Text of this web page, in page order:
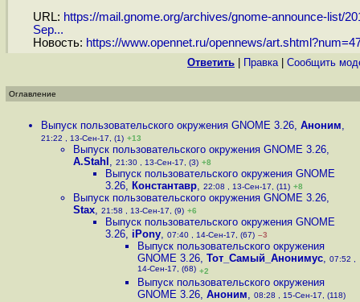
URL: https://mail.gnome.org/archives/gnome-announce-list/
Sep...
Новость: https://www.opennet.ru/opennews/
Ответить Правка| Cообщить
Оглавление
Выпуск пользовательского окружения GNOME 3.26, Аноним,
21:22 , 13-Сен-17, (1) +13
Выпуск пользовательского окружения GNOME 3.26,
A.Stahl , 21:30 , 13-Сен-17, (3) +8
Выпуск пользовательского окружения GNOME
3.26, Константавр, 22:08 , 13-Сен-17, (11) +8
Выпуск пользовательского окружения GNOME 3.26,
Stax, 21:58 , 13-Сен-17, (9) +6
Выпуск пользовательского окружения GNOME
3.26, iPony, 07:40 , 14-Сен-17, (67) –3
Выпуск пользовательского окружения
GNOME 3.26, Тот_Самый_Анонимус, 07:52 ,
14-Сен-17, (68) +2
Выпуск пользовательского окружения
GNOME 3.26, Аноним, 08:28 , 15-Сен-17, (118)